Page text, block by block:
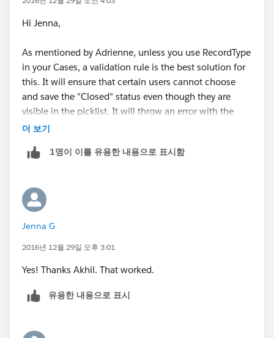
Hi Jenna,
As mentioned by Adrienne, unless you use RecordType
in your Cases, a validation rule is the best solution for
this. It will ensure that certain users cannot choose
and save the "Closed" status even though they are
visible in the picklist. It will throw an error with the
appropriate error message when they do that. The
like this.
AND(
TEXT(Status) = "Closed",
CASE($Profile.Name,
"Profile Name 2 here",1,
)
더 보기
1명이 이를 유용한 내용으로 표시함
Jenna G
2016년 12월 29일 오후 3:01
Yes! Thanks Akhil. That worked.
유용한 내용으로 표시